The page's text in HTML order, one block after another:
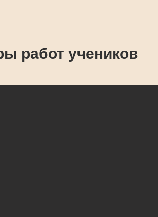
работ учеников